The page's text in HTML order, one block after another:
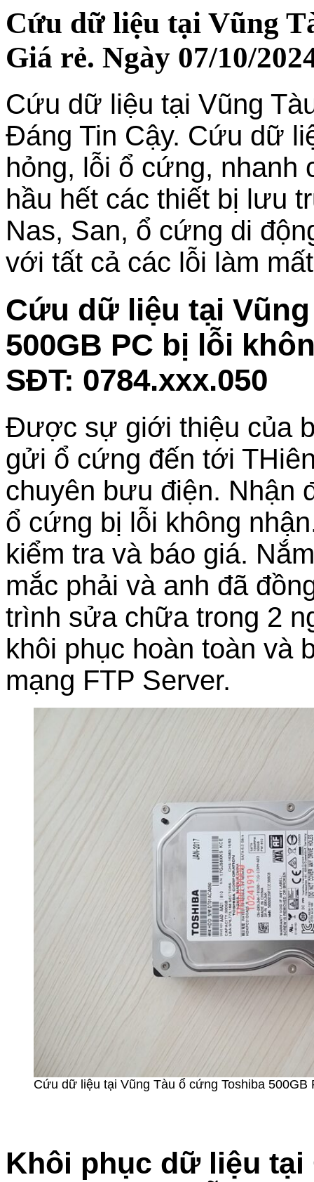
Cứu dữ liệu tại Vũng
Giá rẻ. Ngày 07/10/
Cứu dữ liệu tại Vũng
Đáng Tin Cậy. Cứu dữ
hỏng, lỗi ổ cứng, nhanh
hầu hết các thiết bị lưu
Nas, San, ổ cứng di
với tất cả các lỗi làm
Cứu dữ liệu tại
500GB PC bị lỗi
SĐT: 0784.xxx.050
Được sự giới thiệu của
gửi ổ cứng đến tới
chuyên bưu điện. Nhận
ổ cứng bị lỗi không
kiểm tra và báo giá.
mắc phải và anh đã
trình sửa chữa trong 2
khôi phục hoàn toàn và
mạng FTP Server.
Cứu dữ liệu tại Vũng Tàu ổ cứng Toshiba 500GB
Khôi phục dữ liệu tại